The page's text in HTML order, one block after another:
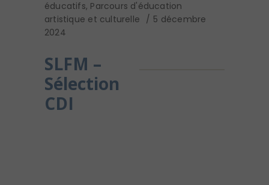
éducatifs, Parcours d'éducation
artistique et culturelle
5 décembre
2024
SLFM –
Sélection
CDI